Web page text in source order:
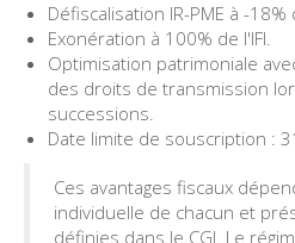
Défiscalisation IR-PME à -
Exonération à 100% de l'IFI.
Optimisation patrimoniale
des droits de transmission
successions.
Date limite de souscription :
Ces avantages fiscaux
individuelle de chacun et
définies dans le CGI. Le